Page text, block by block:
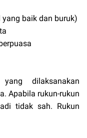
baik dan buruk)
dilaksanakan
Apabila rukun-rukun
tidak sah. Rukun